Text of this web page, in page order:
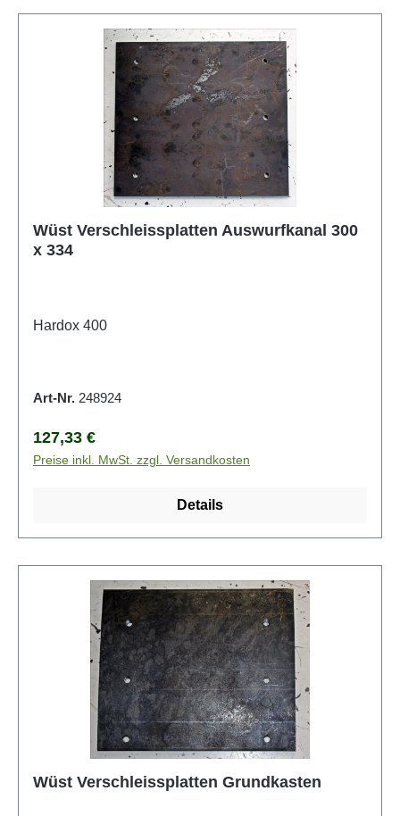
Wüst Verschleissplatten Auswurfkanal 300
x 334
Hardox 400
Art-Nr. 248924
Regulärer Preis:
127,33 €
Preise inkl. MwSt. zzgl. Versandkosten
Details
Wüst Verschleissplatten Grundkasten